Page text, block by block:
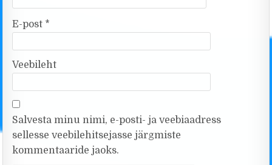
E-post *
Veebileht
Salvesta minu nimi, e-posti- ja veebiaadress
sellesse veebilehitsejasse järgmiste
kommentaaride jaoks.